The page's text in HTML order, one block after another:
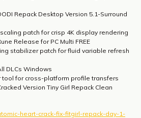
Repack Desktop Version 5.1-Surround
patch for crisp 4K display rendering
Release for PC Multi FREE
stabilizer patch for fluid variable refresh
DLCs Windows
tool for cross-platform profile transfers
Version Tiny Girl Repack Clean
heart-crack-fix-fitgirl-repack-day-1-